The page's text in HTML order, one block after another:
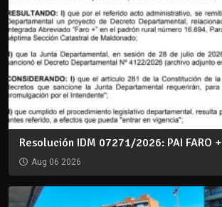
Resolución IDM 07271/2026: PAI FARO +
Aug 06 2026